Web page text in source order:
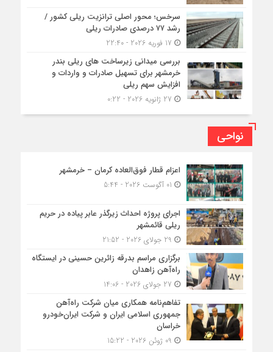
سرخس؛ محور اصلی ترانزیت ریلی کشور /
رشد ۷۷ درصدی صادرات ریلی
بررسی میدانی زیرساخت های ریلی بندر
خرمشهر برای تسهیل صادرات و واردات و
افزایش سهم ریلی
نواحی
اعزام قطار فوق‌العاده کرمان – خرمشهر
اجرای پروژه احداث زیرگذر عابر پیاده در حریم
ریلی قائمشهر
برگزاری مراسم بدرقه زائرین حسینی در ایستگاه
راه‌آهن زاهدان
تفاهم‌نامه همکاری میان شرکت راه‌آهن
جمهوری اسلامی ایران و شرکت ایران‌خودرو
خراسان